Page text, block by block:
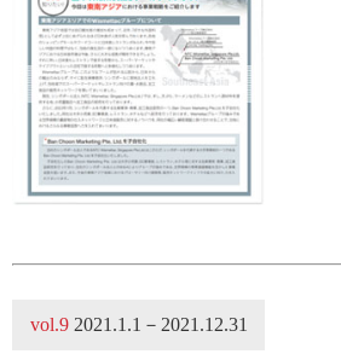
vol.9 2021.1.1－2021.12.31